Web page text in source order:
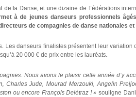
la Danse, et une dizaine de Fédérations
à de jeunes danseurs professionnels
de compagnies de danse nationales
danseurs finalistes présentent leur variation
20 000 € de prix entre les lauréats.
Nous avons le plaisir cette année d’y
Charles Jude, Mourad Merzouki, Angelin
ou encore François Delétraz ! » souligne